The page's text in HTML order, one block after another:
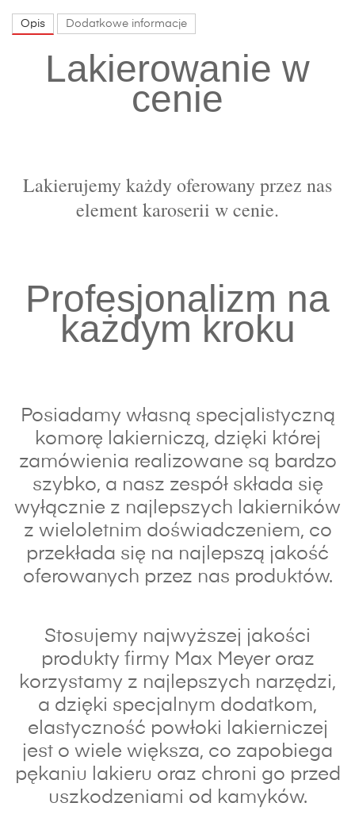
Opis Dodatkowe informacje
Lakierowanie w
cenie
Lakierujemy każdy oferowany przez nas
element karoserii w cenie.
Profesjonalizm na
każdym kroku
Posiadamy własną specjalistyczną
komorę lakierniczą, dzięki której
zamówienia realizowane są bardzo
szybko, a nasz zespół składa się
wyłącznie z najlepszych lakierników
z wieloletnim doświadczeniem, co
przekłada się na najlepszą jakość
oferowanych przez nas produktów.
Stosujemy najwyższej jakości
produkty firmy Max Meyer oraz
korzystamy z najlepszych narzędzi,
a dzięki specjalnym dodatkom,
elastyczność powłoki lakierniczej
jest o wiele większa, co zapobiega
pękaniu lakieru oraz chroni go przed
uszkodzeniami od kamyków.